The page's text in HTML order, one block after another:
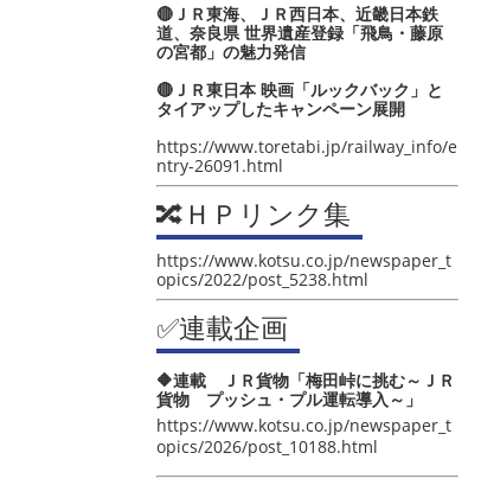
🔴ＪＲ東海、ＪＲ西日本、近畿日本鉄
道、奈良県 世界遺産登録「飛鳥・藤原
の宮都」の魅力発信
🔴ＪＲ東日本 映画「ルックバック」と
タイアップしたキャンペーン展開
https://www.toretabi.jp/railway_info/e
ntry-26091.html
🔀ＨＰリンク集
https://www.kotsu.co.jp/newspaper_t
opics/2022/post_5238.html
✅連載企画
🔶連載 ＪＲ貨物「梅田峠に挑む～ＪＲ
貨物 プッシュ・プル運転導入～」
https://www.kotsu.co.jp/newspaper_t
opics/2026/post_10188.html